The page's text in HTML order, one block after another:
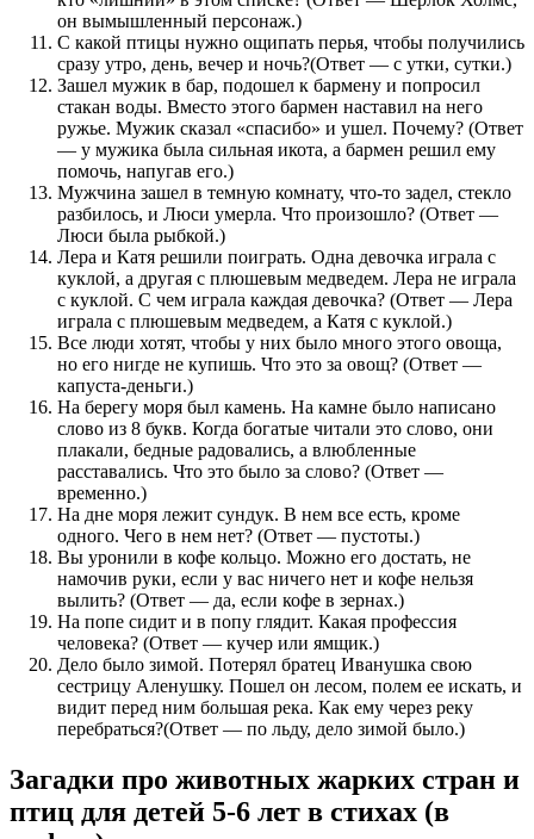
он вымышленный персонаж.)
С какой птицы нужно ощипать перья, чтобы получились
сразу утро, день, вечер и ночь?(Ответ — с утки, сутки.)
Зашел мужик в бар, подошел к бармену и попросил
стакан воды. Вместо этого бармен наставил на него
ружье. Мужик сказал «спасибо» и ушел. Почему? (Ответ
— у мужика была сильная икота, а бармен решил ему
помочь, напугав его.)
Мужчина зашел в темную комнату, что-то задел, стекло
разбилось, и Люси умерла. Что произошло? (Ответ —
Люси была рыбкой.)
Лера и Катя решили поиграть. Одна девочка играла с
куклой, а другая с плюшевым медведем. Лера не играла
с куклой. С чем играла каждая девочка? (Ответ — Лера
играла с плюшевым медведем, а Катя с куклой.)
Все люди хотят, чтобы у них было много этого овоща,
но его нигде не купишь. Что это за овощ? (Ответ —
капуста-деньги.)
На берегу моря был камень. На камне было написано
слово из 8 букв. Когда богатые читали это слово, они
плакали, бедные радовались, а влюбленные
расставались. Что это было за слово? (Ответ —
временно.)
На дне моря лежит сундук. В нем все есть, кроме
одного. Чего в нем нет? (Ответ — пустоты.)
Вы уронили в кофе кольцо. Можно его достать, не
намочив руки, если у вас ничего нет и кофе нельзя
вылить? (Ответ — да, если кофе в зернах.)
На попе сидит и в попу глядит. Какая профессия
человека? (Ответ — кучер или ямщик.)
Дело было зимой. Потерял братец Иванушка свою
сестрицу Аленушку. Пошел он лесом, полем ее искать, и
видит перед ним большая река. Как ему через реку
перебраться?(Ответ — по льду, дело зимой было.)
Загадки про животных жарких стран и
птиц для детей 5-6 лет в стихах (в